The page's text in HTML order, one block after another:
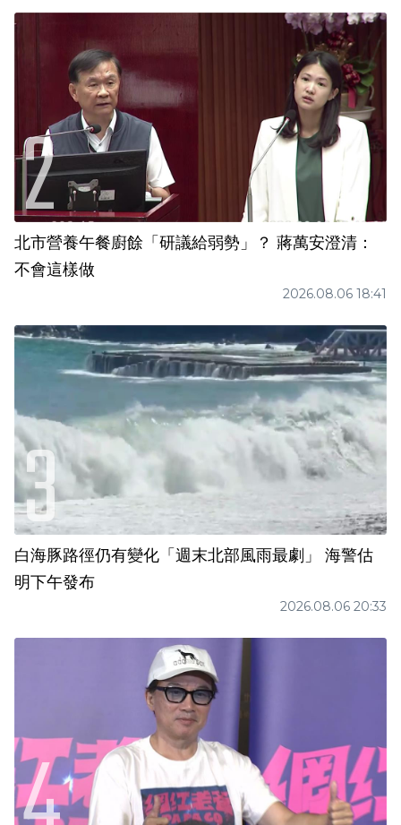
北市營養午餐廚餘「研議給弱勢」？ 蔣萬安澄清：
不會這樣做
2026.08.06 18:41
白海豚路徑仍有變化「週末北部風雨最劇」 海警估
明下午發布
2026.08.06 20:33